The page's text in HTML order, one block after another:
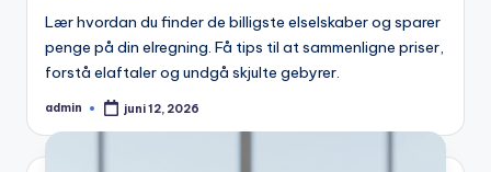
Lær hvordan du finder de billigste elselskaber og sparer
penge på din elregning. Få tips til at sammenligne priser,
forstå elaftaler og undgå skjulte gebyrer.
Posted
admin juni 12, 2026